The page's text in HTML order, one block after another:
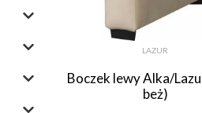
LAZUR
Boczek lewy Alka/
beż)